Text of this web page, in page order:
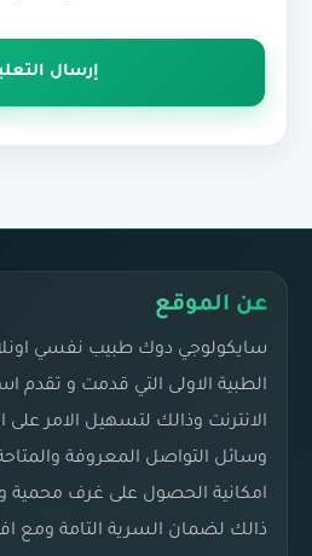
عن الموقع
سايكولوجي دوك طبيب نفسي
الطبية الاولى التي قدمت و تقدم
الانترنت وذالك لتسهيل الامر
وسائل التواصل المعروفة
امكانية الحصول على غرف محمية
ذالك لضمان السرية التامة ومع